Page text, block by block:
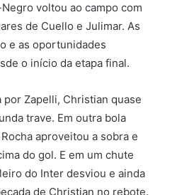
voltou ao campo com
de Cuello e Julimar. As
e as oportunidades
o início da etapa final.
por Zapelli, Christian quase
trave. Em outra bola
aproveitou a sobra e
do gol. E em um chute
do Inter desviou e ainda
de Christian no rebote.